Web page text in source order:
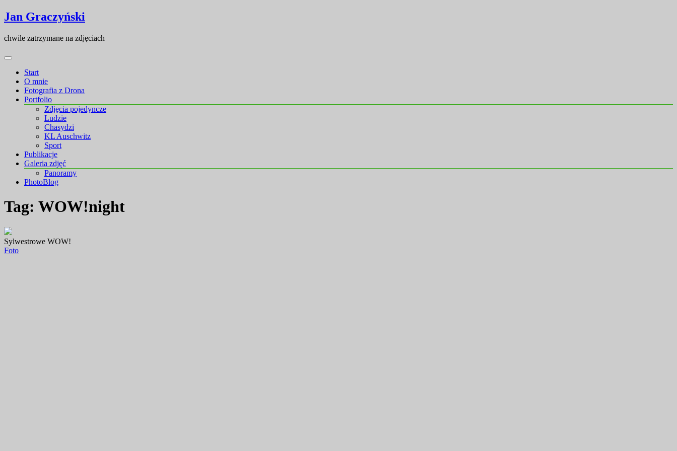
Skip
to
Skip
to
Jan Graczyński
chwile zatrzymane na zdjęciach
Start
O mnie
Fotografia z Drona
Portfolio
Zdjęcia pojedyncze
Ludzie
Chasydzi
KL Auschwitz
Sport
Publikacje
Galeria zdjęć
Panoramy
PhotoBlog
Tag: WOW!night
Sylwestrowe WOW!
Foto